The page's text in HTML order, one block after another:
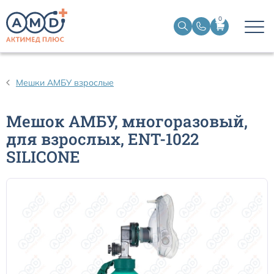
0
Мешки АМБУ взрослые
Мешок АМБУ, многоразовый,
для взрослых, ENT-1022
SILICONE
Трахеостомические трубки
Эндотрахеальные трубки
Ларингеальные маски